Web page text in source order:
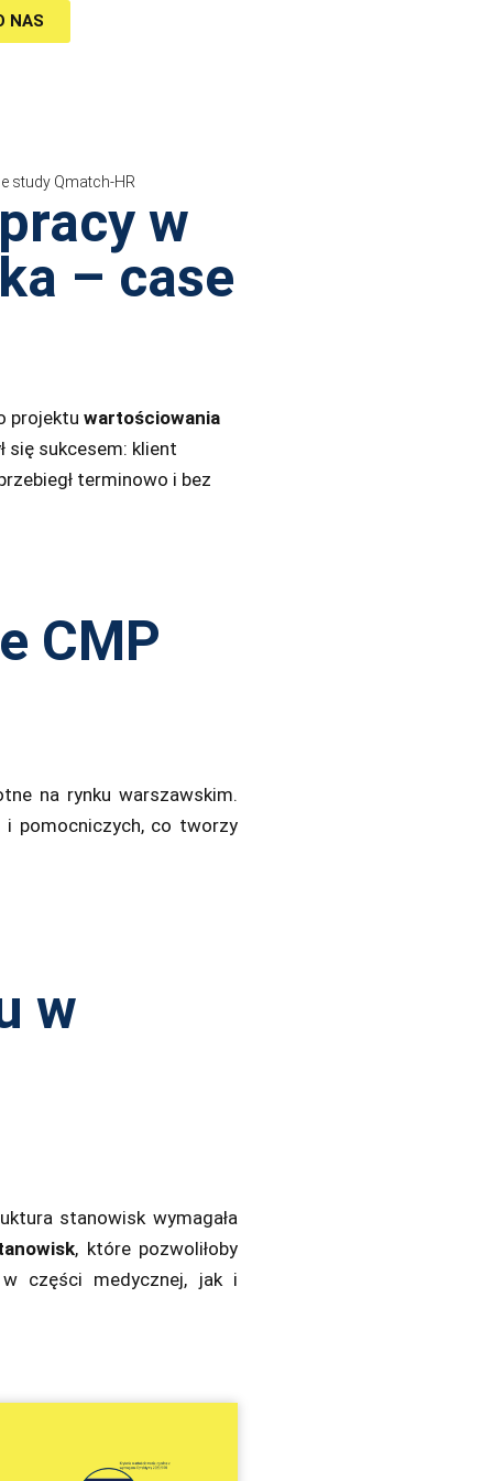
NAS
study Qmatch-HR
w
– case
projektu wartościowania
się sukcesem: klient
terminowo i bez
CMP
na rynku warszawskim.
i pomocniczych, co tworzy
w
stanowisk wymagała
, które pozwoliłoby
części medycznej, jak i